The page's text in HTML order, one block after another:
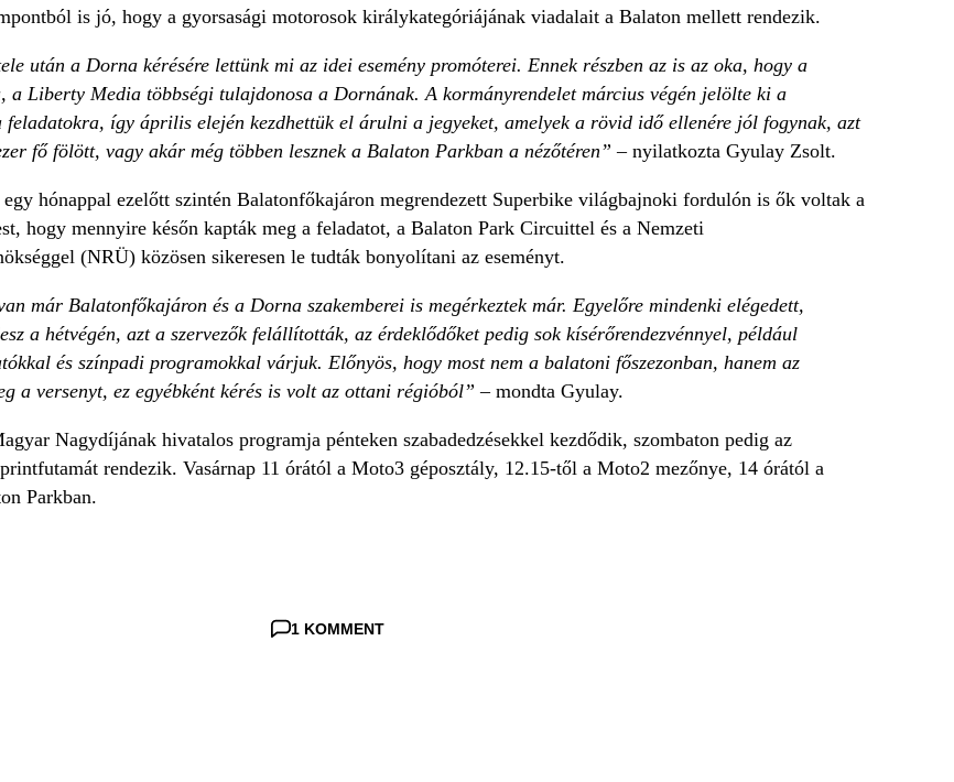
is jó, hogy a gyorsasági motorosok királykategóriájának viadalait a Balaton mellett rendezik.
után a Dorna kérésére lettünk mi az idei esemény promóterei. Ennek részben az is az oka, hogy a
a Liberty Media többségi tulajdonosa a Dornának. A kormányrendelet március végén jelölte ki a
így április elején kezdhettük el árulni a jegyeket, amelyek a rövid idő ellenére jól fogynak, azt
fő fölött, vagy akár még többen lesznek a Balaton Parkban a nézőtéren”– nyilatkozta Gyulay Zsolt.
hónappal ezelőtt szintén Balatonfőkajáron megrendezett Superbike világbajnoki fordulón is ők voltak a
hogy mennyire későn kapták meg a feladatot, a Balaton Park Circuittel és a Nemzeti
(NRÜ) közösen sikeresen le tudták bonyolítani az eseményt.
már Balatonfőkajáron és a Dorna szakemberei is megérkeztek már. Egyelőre mindenki elégedett,
a hétvégén, azt a szervezők felállították, az érdeklődőket pedig sok kísérőrendezvénnyel, például
és színpadi programokkal várjuk. Előnyös, hogy most nem a balatoni főszezonban, hanem az
a versenyt, ez egyébként kérés is volt az ottani régióból” – mondta Gyulay.
Nagydíjának hivatalos programja pénteken szabadedzésekkel kezdődik, szombaton pedig az
rendezik. Vasárnap 11 órától a Moto3 géposztály, 12.15-től a Moto2 mezőnye, 14 órától a
Parkban.
1 KOMMENT